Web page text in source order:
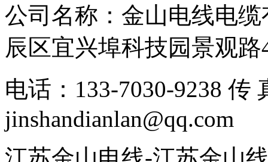
公司名称：金山电线电
辰区宜兴埠科技园景观
电话：133-7030-9238 传
jinshandianlan@qq.com